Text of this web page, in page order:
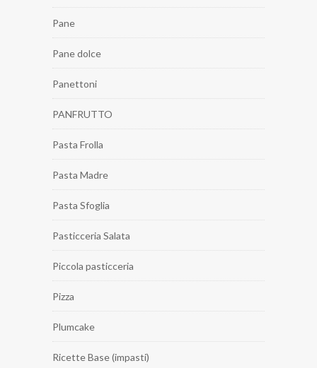
Pane
Pane dolce
Panettoni
PANFRUTTO
Pasta Frolla
Pasta Madre
Pasta Sfoglia
Pasticceria Salata
Piccola pasticceria
Pizza
Plumcake
Ricette Base (impasti)